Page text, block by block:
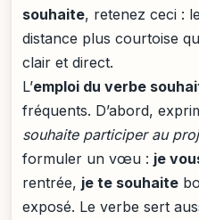
souhaite, retenez ceci :
distance plus courtoise
clair et direct.
L’emploi du verbe
fréquents. D’abord,
souhaite participer au
formuler un vœu : je
rentrée, je te souhaite
exposé. Le verbe sert